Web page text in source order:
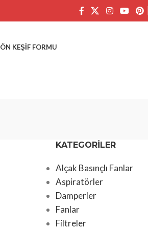
ÖN KEŞIF FORMU
KATEGORILER
Alçak Basınçlı Fanlar
Aspiratörler
Damperler
Fanlar
Filtreler